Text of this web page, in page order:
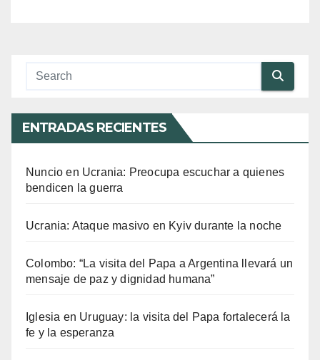
ENTRADAS RECIENTES
Nuncio en Ucrania: Preocupa escuchar a quienes
bendicen la guerra
Ucrania: Ataque masivo en Kyiv durante la noche
Colombo: “La visita del Papa a Argentina llevará un
mensaje de paz y dignidad humana”
Iglesia en Uruguay: la visita del Papa fortalecerá la
fe y la esperanza